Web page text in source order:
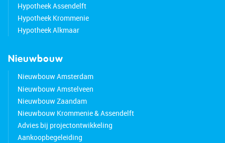
Hypotheek Assendelft
Hypotheek Krommenie
Hypotheek Alkmaar
Nieuwbouw
Nieuwbouw Amsterdam
Nieuwbouw Amstelveen
Nieuwbouw Zaandam
Nieuwbouw Krommenie & Assendelft
Advies bij projectontwikkeling
Aankoopbegeleiding